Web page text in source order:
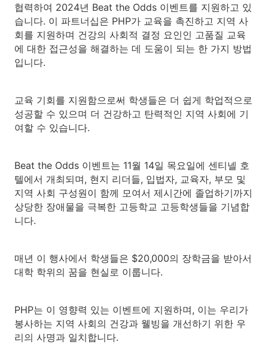
협력하여 2024년 Beat the Odds 이벤트를 지원하고 있
습니다. 이 파트너십은 PHP가 교육을 촉진하고 지역 사
회를 지원하며 건강의 사회적 결정 요인인 고품질 교육
에 대한 접근성을 해결하는 데 도움이 되는 한 가지 방법
입니다.
교육 기회를 지원함으로써 학생들은 더 쉽게 학업적으로
성공할 수 있으며 더 건강하고 탄력적인 지역 사회에 기
여할 수 있습니다.
Beat the Odds 이벤트는 11월 14일 목요일에 센티넬 호
텔에서 개최되며, 현지 리더들, 입법자, 교육자, 부모 및
지역 사회 구성원이 함께 모여서 제시간에 졸업하기까지
상당한 장애물을 극복한 고등학교 고등학생들을 기념합
니다.
매년 이 행사에서 학생들은 $20,000의 장학금을 받아서
대학 학위의 꿈을 현실로 이룹니다.
PHP는 이 영향력 있는 이벤트에 지원하며, 이는 우리가
봉사하는 지역 사회의 건강과 웰빙을 개선하기 위한 우
리의 사명과 일치합니다.